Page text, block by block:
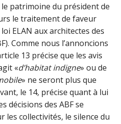
patrimoine du président de
le traitement de faveur
ELAN aux architectes des
Comme nous l’annoncions
13 précise que les avis
«d’habitat indigne» ou de
» ne seront plus que
le 14, précise quant à lui
décisions des ABF se
les collectivités, le silence du